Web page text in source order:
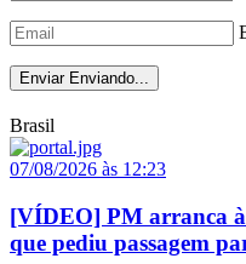
Enviar Enviando...
Brasil
07/08/2026 às 12:23
[VÍDEO] PM arranca
que pediu passagem